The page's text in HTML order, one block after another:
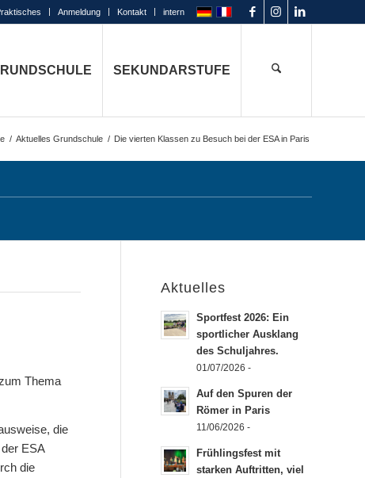
Anmeldung Kontakt intern
SEKUNDARSTUFE
/ Aktuelles Grundschule / Die vierten Klassen zu Besuch bei der ESA in Paris
Thema
die
ESA
die
Aktuelles
Sportfest 2026: Ein
sportlicher Ausklang
des Schuljahres.
01/07/2026 -
Auf den Spuren der
Römer in Paris
11/06/2026 -
Frühlingsfest mit
starken Auftritten, viel